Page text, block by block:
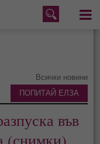
Меню
Всички новини
във
(снимки)
ПОПИТАЙ ЕЛЗА